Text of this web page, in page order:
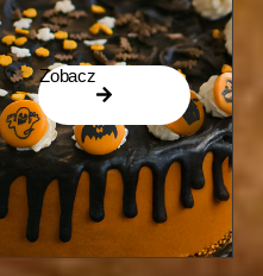
Zobacz